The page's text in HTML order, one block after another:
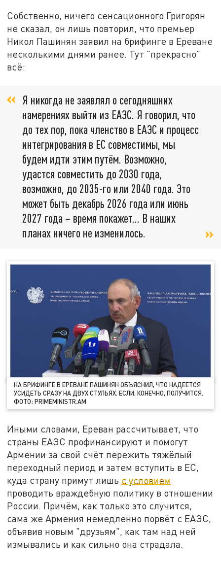
Собственно, ничего сенсационного Григорян
не сказал, он лишь повторил, что премьер
Никол Пашинян заявил на брифинге в Ереване
несколькими днями ранее. Тут "прекрасно"
всё:
Я никогда не заявлял о сегодняшних
намерениях выйти из ЕАЭС. Я говорил, что
до тех пор, пока членство в ЕАЭС и процесс
интегрирования в ЕС совместимы, мы
будем идти этим путём. Возможно,
удастся совместить до 2030 года,
возможно, до 2035-го или 2040 года. Это
может быть декабрь 2026 года или июнь
2027 года – время покажет… В наших
планах ничего не изменилось.
НА БРИФИНГЕ В ЕРЕВАНЕ ПАШИНЯН ОБЪЯСНИЛ, ЧТО НАДЕЕТСЯ
УСИДЕТЬ СРАЗУ НА ДВУХ СТУЛЬЯХ. ЕСЛИ, КОНЕЧНО, ПОЛУЧИТСЯ.
ФОТО: PRIMEMINISTR.AM
Иными словами, Ереван рассчитывает, что
страны ЕАЭС профинансируют и помогут
Армении за свой счёт пережить тяжёлый
переходный период и затем вступить в ЕС,
куда страну примут лишь с условием
проводить враждебную политику в отношении
России. Причём, как только это случится,
сама же Армения немедленно порвёт с ЕАЭС,
объявив новым "друзьям", как там над ней
измывались и как сильно она страдала.